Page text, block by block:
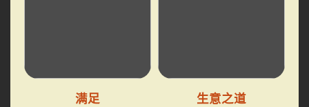
满足 生意之道